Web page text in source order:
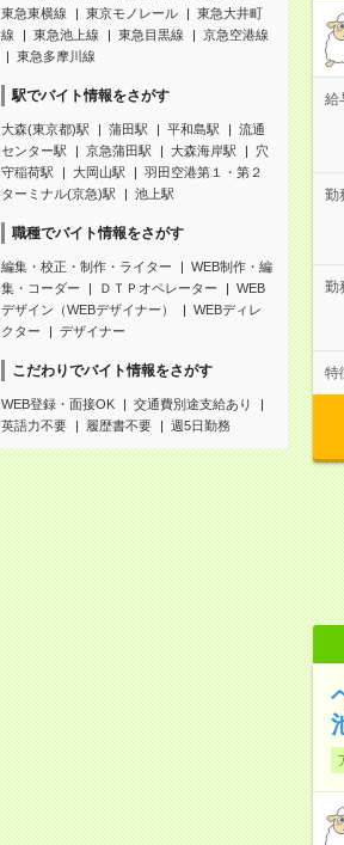
東急東横線
東京モノレール
東急大井町
線
東急池上線 東急目黒線
京急空港線
東急多摩川線
駅でバイト情報をさがす
大森(東京都)駅 蒲田駅 平和島駅
流通
センター駅
京急蒲田駅 大森海岸駅
穴
守稲荷駅
大岡山駅
羽田空港第１・第２
ターミナル(京急)駅
池上駅
職種でバイト情報をさがす
編集・校正・制作・ライター
WEB制作・編
集・コーダー
ＤＴＰオペレーター
WEB
デザイン（WEBデザイナー）
WEBディレ
クター
デザイナー
こだわりでバイト情報をさがす
WEB登録・面接OK
交通費別途支給あり
英語力不要
履歴書不要 週5日勤務
給
勤
勤
特